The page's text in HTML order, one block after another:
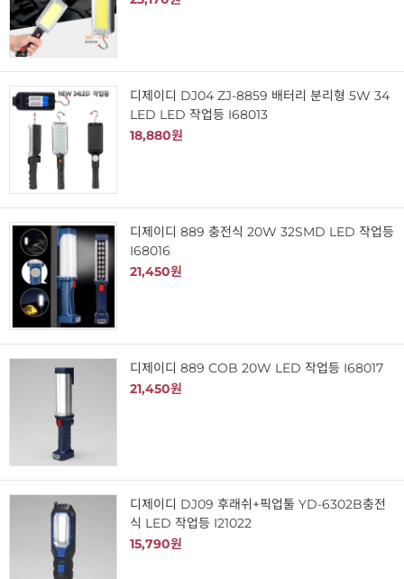
디제이디 DJ04 ZJ-8859 배터리 분리형 5W 34
LED LED 작업등 I68013
18,880원
디제이디 889 충전식 20W 32SMD LED 작업등
I68016
21,450원
디제이디 889 COB 20W LED 작업등 I68017
21,450원
디제이디 DJ09 후래쉬+픽업툴 YD-6302B충전
식 LED 작업등 I21022
15,790원